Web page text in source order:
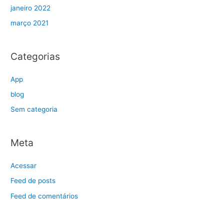
janeiro 2022
março 2021
Categorias
App
blog
Sem categoria
Meta
Acessar
Feed de posts
Feed de comentários